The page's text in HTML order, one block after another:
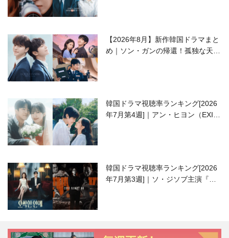
【2026年8月】新作韓国ドラマまと
め｜ソン・ガンの帰還！孤独な天才
韓国ドラマ視聴率ランキング[2026
年7月第4週]｜アン・ヒヨン（EXID
韓国ドラマ視聴率ランキング[2026
年7月第3週]｜ソ・ジソブ主演『エ